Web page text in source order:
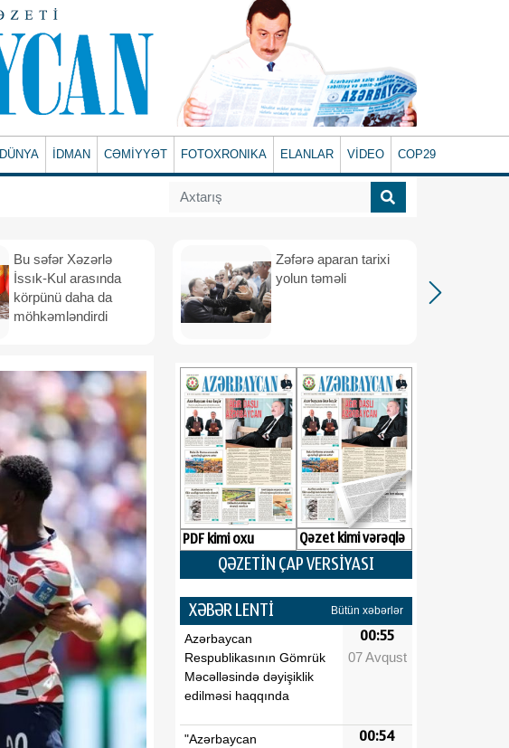
DÜNYA İDMAN CƏMİYYƏT FOTOXRONIKA ELANLAR VİDEO COP29
Bu səfər Xəzərlə
İssık-Kul arasında
körpünü daha da
möhkəmləndirdi
Zəfərə aparan tarixi
yolun təməli
PDF kimi oxu Qəzet kimi vərəqlə
QƏZETİN ÇAP VERSİYASI
XƏBƏR LENTİ Bütün xəbərlər
Azərbaycan
Respublikasının Gömrük
Məcəlləsində dəyişiklik
edilməsi haqqında
00:55
07 Avqust
"Azərbaycan
00:54